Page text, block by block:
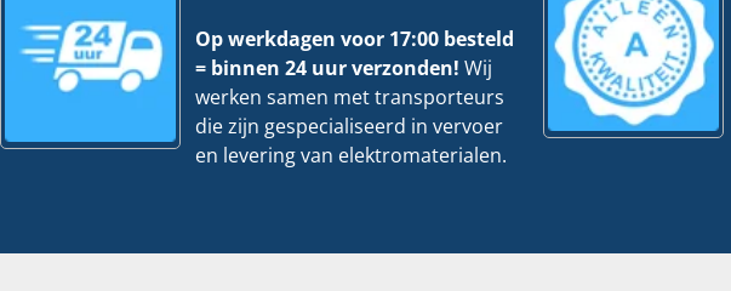
Op werkdagen voor 17:00 besteld
= binnen 24 uur verzonden! Wij
werken samen met transporteurs
die zijn gespecialiseerd in vervoer
en levering van elektromaterialen.